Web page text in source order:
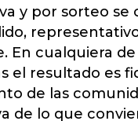
y por sorteo se
En cualquiera de
el resultado es
de las
de lo que